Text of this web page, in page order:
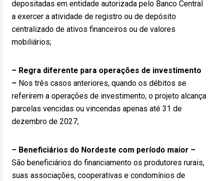
depositadas em entidade autorizada pelo Banco Central
a exercer a atividade de registro ou de depósito
centralizado de ativos financeiros ou de valores
mobiliários;
– Regra diferente para operações de investimento
– Nos três casos anteriores, quando os débitos se
referirem a operações de investimento, o projeto alcança
parcelas vencidas ou vincendas apenas até 31 de
dezembro de 2027;
– Beneficiários do Nordeste com período maior –
São beneficiários do financiamento os produtores rurais,
suas associações, cooperativas e condomínios de